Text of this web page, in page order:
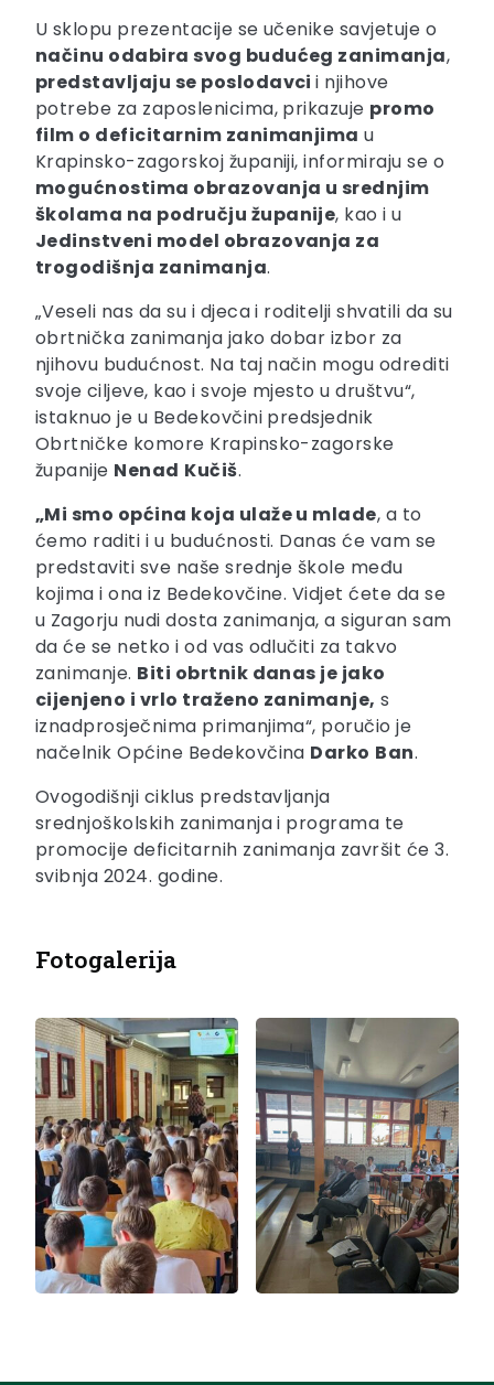
U sklopu prezentacije se učenike savjetuje o
načinu odabira svog budućeg zanimanja,
predstavljaju se poslodavcii njihove
potrebe za zaposlenicima, prikazuje promo
film o deficitarnim zanimanjima u
Krapinsko-zagorskoj županiji, informiraju se o
mogućnostima obrazovanja u srednjim
školama na području županije, kao i u
Jedinstveni model obrazovanja za
trogodišnja zanimanja.
„Veseli nas da su i djeca i roditelji shvatili da su
obrtnička zanimanja jako dobar izbor za
njihovu budućnost. Na taj način mogu odrediti
svoje ciljeve, kao i svoje mjesto u društvu“,
istaknuo je u Bedekovčini predsjednik
Obrtničke komore Krapinsko-zagorske
županije Nenad Kučiš.
„Mi smo općina koja ulaže u mlade, a to
ćemo raditi i u budućnosti. Danas će vam se
predstaviti sve naše srednje škole među
kojima i ona iz Bedekovčine. Vidjet ćete da se
u Zagorju nudi dosta zanimanja, a siguran sam
da će se netko i od vas odlučiti za takvo
zanimanje. Biti obrtnik danas je jako
cijenjeno i vrlo traženo zanimanje, s
iznadprosječnima primanjima“, poručio je
načelnik Općine Bedekovčina Darko Ban.
Ovogodišnji ciklus predstavljanja
srednjoškolskih zanimanja i programa te
promocije deficitarnih zanimanja završit će 3.
svibnja 2024. godine.
Fotogalerija